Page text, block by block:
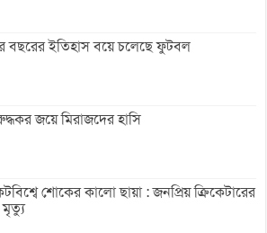
বছরের ইতিহাস বয়ে চলেছে ফুটবল
জয়ে মিরাজদের হাসি
শোকের কালো ছায়া : জনপ্রিয় ক্রিকেটারের
মৃত্যু